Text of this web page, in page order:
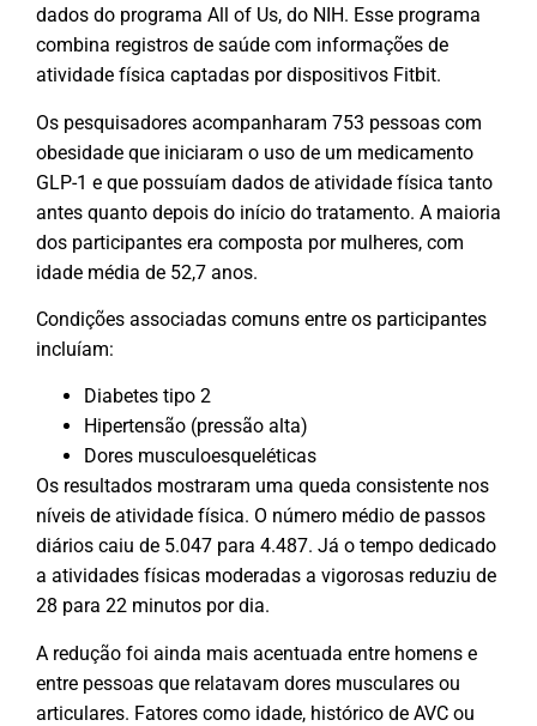
dados do programa All of Us, do NIH. Esse programa
combina registros de saúde com informações de
atividade física captadas por dispositivos Fitbit.
Os pesquisadores acompanharam 753 pessoas com
obesidade que iniciaram o uso de um medicamento
GLP-1 e que possuíam dados de atividade física tanto
antes quanto depois do início do tratamento. A maioria
dos participantes era composta por mulheres, com
idade média de 52,7 anos.
Condições associadas comuns entre os participantes
incluíam:
Diabetes tipo 2
Hipertensão (pressão alta)
Dores musculoesqueléticas
Os resultados mostraram uma queda consistente nos
níveis de atividade física. O número médio de passos
diários caiu de 5.047 para 4.487. Já o tempo dedicado
a atividades físicas moderadas a vigorosas reduziu de
28 para 22 minutos por dia.
A redução foi ainda mais acentuada entre homens e
entre pessoas que relatavam dores musculares ou
articulares. Fatores como idade, histórico de AVC ou